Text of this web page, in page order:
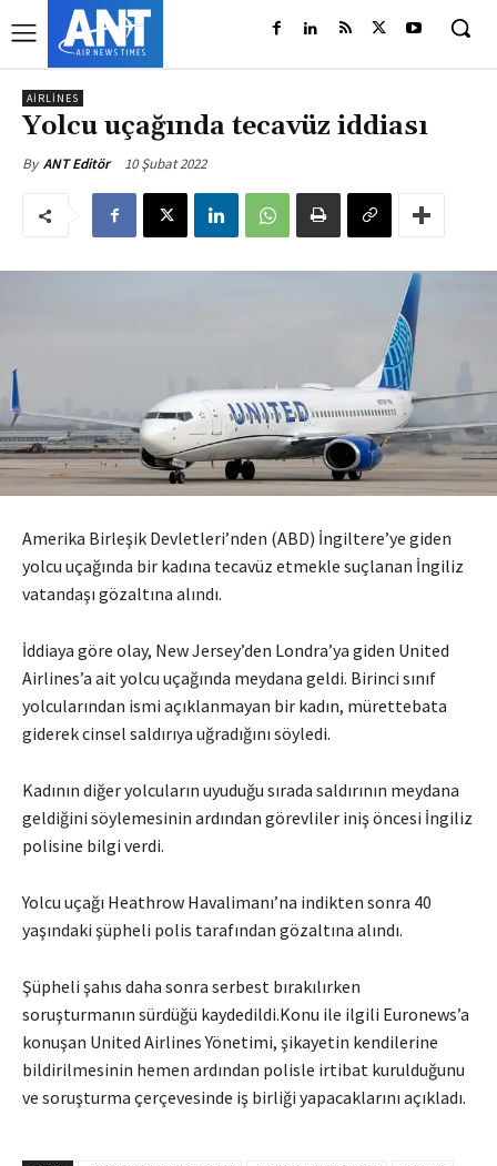
AIRLINES
Yolcu uçağında tecavüz iddiası
By ANT Editör 10 Şubat 2022
Amerika Birleşik Devletleri’nden (ABD) İngiltere’ye giden
yolcu uçağında bir kadına tecavüz etmekle suçlanan İngiliz
vatandaşı gözaltına alındı.
İddiaya göre olay, New Jersey’den Londra’ya giden United
Airlines’a ait yolcu uçağında meydana geldi. Birinci sınıf
yolcularından ismi açıklanmayan bir kadın, mürettebata
giderek cinsel saldırıya uğradığını söyledi.
Kadının diğer yolcuların uyuduğu sırada saldırının meydana
geldiğini söylemesinin ardından görevliler iniş öncesi İngiliz
polisine bilgi verdi.
Yolcu uçağı Heathrow Havalimanı’na indikten sonra 40
yaşındaki şüpheli polis tarafından gözaltına alındı.
Şüpheli şahıs daha sonra serbest bırakılırken
soruşturmanın sürdüğü kaydedildi.Konu ile ilgili Euronews’a
konuşan United Airlines Yönetimi, şikayetin kendilerine
bildirilmesinin hemen ardından polisle irtibat kurulduğunu
ve soruşturma çerçevesinde iş birliği yapacaklarını açıkladı.